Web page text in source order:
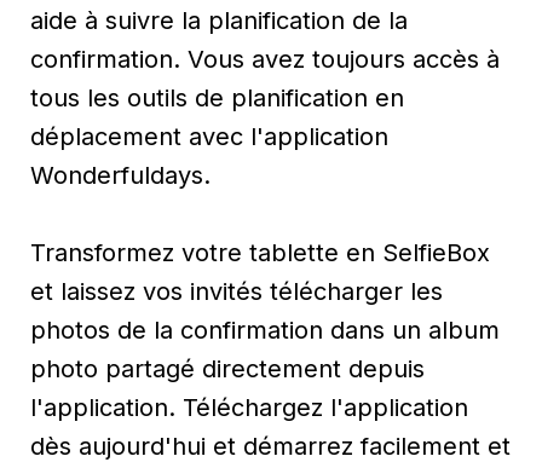
aide à suivre la planification de la
confirmation. Vous avez toujours accès à
tous les outils de planification en
déplacement avec l'application
Wonderfuldays.
Transformez votre tablette en SelfieBox
et laissez vos invités télécharger les
photos de la confirmation dans un album
photo partagé directement depuis
l'application. Téléchargez l'application
dès aujourd'hui et démarrez facilement et